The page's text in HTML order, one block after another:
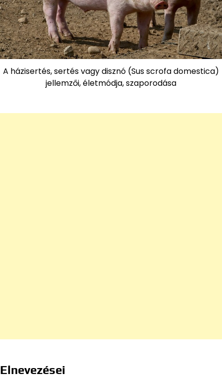
A házisertés, sertés vagy disznó (Sus scrofa domestica)
jellemzői, életmódja, szaporodása
Elnevezései